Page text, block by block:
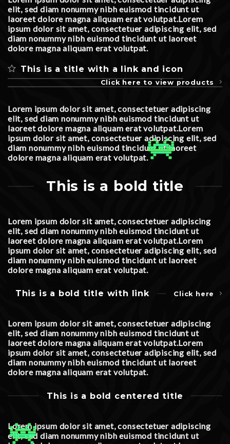
elit, sed diam nonummy nibh euismod tincidunt ut
laoreet dolore magna aliquam erat volutpat.Lorem
ipsum dolor sit amet, consectetuer adipiscing elit, sed
diam nonummy nibh euismod tincidunt ut laoreet
dolore magna aliquam erat volutpat.
This is a title with a link and icon
Click here to view products
Lorem ipsum dolor sit amet, consectetuer adipiscing
elit, sed diam nonummy nibh euismod tincidunt ut
laoreet dolore magna aliquam erat volutpat.Lorem
ipsum dolor sit amet, consectetuer adipiscing elit, sed
diam nonummy nibh euismod tincidunt ut laoreet
dolore magna aliquam erat volutpat.
This is a bold title
Lorem ipsum dolor sit amet, consectetuer adipiscing
elit, sed diam nonummy nibh euismod tincidunt ut
laoreet dolore magna aliquam erat volutpat.Lorem
ipsum dolor sit amet, consectetuer adipiscing elit, sed
diam nonummy nibh euismod tincidunt ut laoreet
dolore magna aliquam erat volutpat.
This is a bold title with link Click here
Lorem ipsum dolor sit amet, consectetuer adipiscing
elit, sed diam nonummy nibh euismod tincidunt ut
laoreet dolore magna aliquam erat volutpat.Lorem
ipsum dolor sit amet, consectetuer adipiscing elit, sed
diam nonummy nibh euismod tincidunt ut laoreet
dolore magna aliquam erat volutpat.
This is a bold centered title
Lorem ipsum dolor sit amet, consectetuer adipiscing
elit, sed diam nonummy nibh euismod tincidunt ut